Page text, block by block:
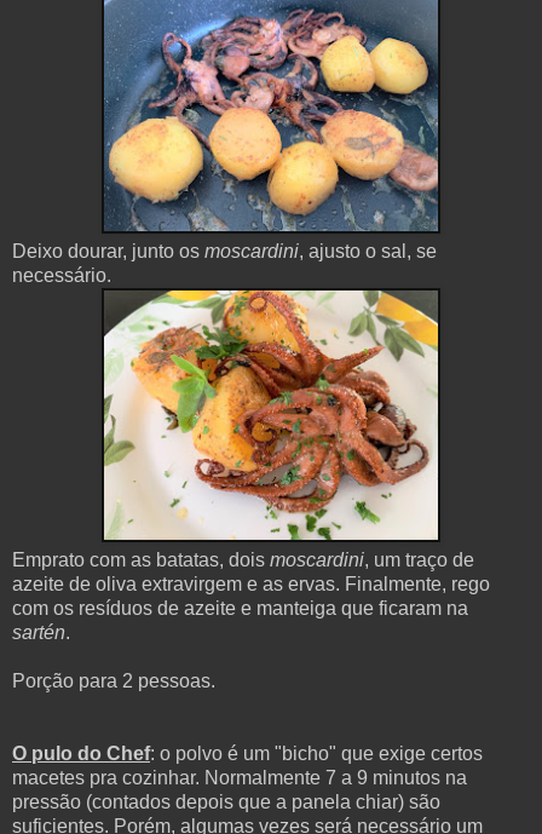
Deixo dourar, junto os moscardini, ajusto o sal, se
necessário.
Emprato com as batatas, dois moscardini, um traço de
azeite de oliva extravirgem e as ervas. Finalmente, rego
com os resíduos de azeite e manteiga que ficaram na
sartén.
Porção para 2 pessoas.
O pulo do Chef: o polvo é um "bicho" que exige certos
macetes pra cozinhar. Normalmente 7 a 9 minutos na
pressão (contados depois que a panela chiar) são
suficientes. Porém, algumas vezes será necessário um